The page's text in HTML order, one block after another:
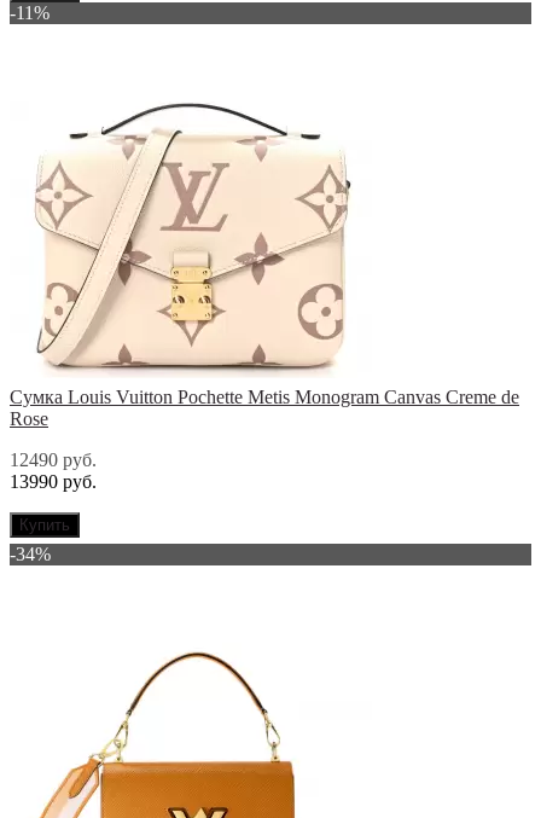
-11%
Сумка Louis Vuitton Pochette Metis Monogram Canvas Creme de
Rose
12490 руб.
13990 руб.
Купить
-34%